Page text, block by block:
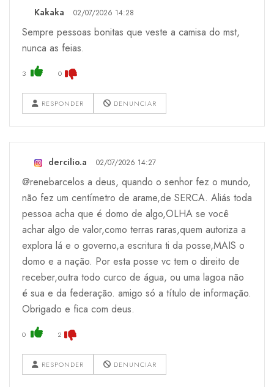
Kakaka 02/07/2026 14:28
Sempre pessoas bonitas que veste a camisa do mst,
nunca as feias.
3 0
RESPONDER DENUNCIAR
dercilio.a 02/07/2026 14:27
@renebarcelos a deus, quando o senhor fez o mundo,
não fez um centímetro de arame,de SERCA. Aliás toda
pessoa acha que é domo de algo,OLHA se você
achar algo de valor,como terras raras,quem autoriza a
explora lá e o governo,a escritura ti da posse,MAIS o
domo e a nação. Por esta posse vc tem o direito de
receber,outra todo curco de água, ou uma lagoa não
é sua e da federação. amigo só a título de informação.
Obrigado e fica com deus.
0 2
RESPONDER DENUNCIAR